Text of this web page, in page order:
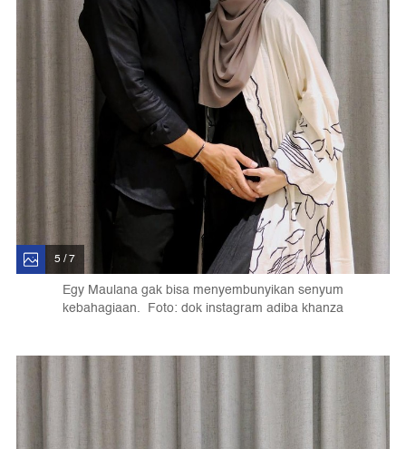
5 / 7
Egy Maulana gak bisa menyembunyikan senyum
kebahagiaan. Foto: dok instagram adiba khanza